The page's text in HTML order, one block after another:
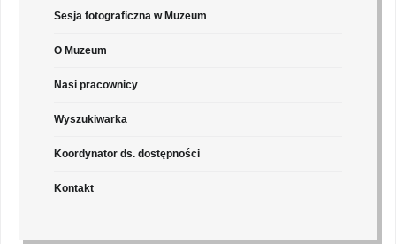
Sesja fotograficzna w Muzeum
O Muzeum
Nasi pracownicy
Wyszukiwarka
Koordynator ds. dostępności
Kontakt